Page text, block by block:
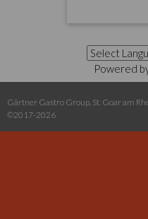
Powered
Gärtner Gastro Group St. Goar am
©2017-2026